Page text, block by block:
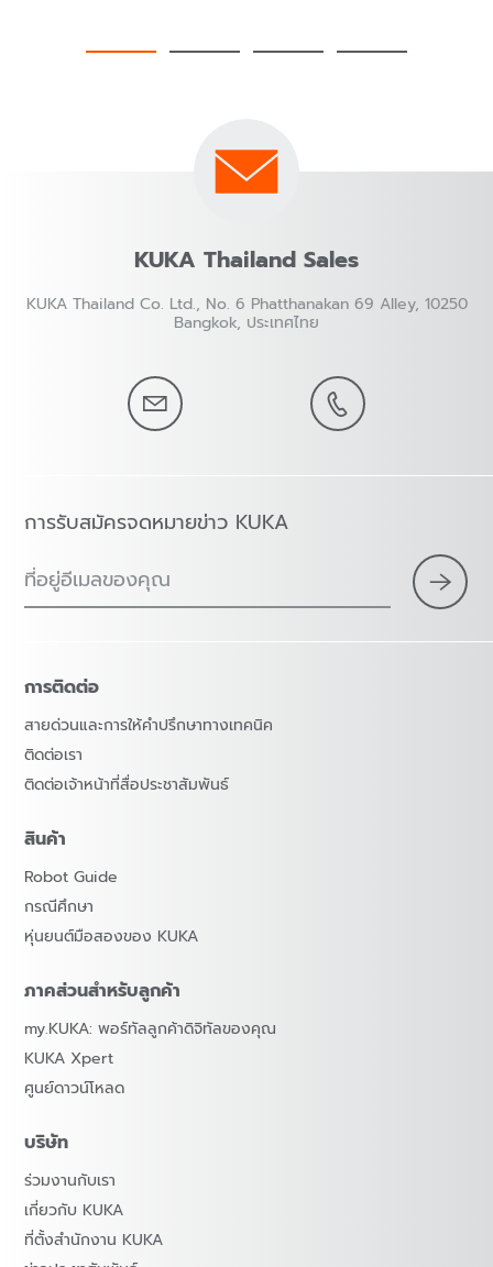
KUKA Thailand Sales
KUKA Thailand Co. Ltd., No. 6 Phatthanakan 69 Alley, 10250
Bangkok, ประเทศไทย
การรับสมัครจดหมายข่าว KUKA
ที่อยู่อีเมลของคุณ
การติดต่อ
สายด่วนและการให้คำปรึกษาทางเทคนิค
ติดต่อเรา
ติดต่อเจ้าหน้าที่สื่อประชาสัมพันธ์
สินค้า
Robot Guide
กรณีศึกษา
หุ่นยนต์มือสองของ KUKA
ภาคส่วนสำหรับลูกค้า
my.KUKA: พอร์ทัลลูกค้าดิจิทัลของคุณ
KUKA Xpert
ศูนย์ดาวน์โหลด
บริษัท
ร่วมงานกับเรา
เกี่ยวกับ KUKA
ที่ตั้งสำนักงาน KUKA